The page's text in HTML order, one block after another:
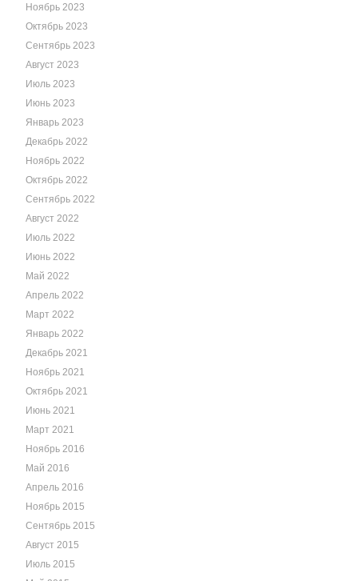
Ноябрь 2023
Октябрь 2023
Сентябрь 2023
Август 2023
Июль 2023
Июнь 2023
Январь 2023
Декабрь 2022
Ноябрь 2022
Октябрь 2022
Сентябрь 2022
Август 2022
Июль 2022
Июнь 2022
Май 2022
Апрель 2022
Март 2022
Январь 2022
Декабрь 2021
Ноябрь 2021
Октябрь 2021
Июнь 2021
Март 2021
Ноябрь 2016
Май 2016
Апрель 2016
Ноябрь 2015
Сентябрь 2015
Август 2015
Июль 2015